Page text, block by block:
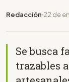
Redacción 22 de
Se busca
trazables